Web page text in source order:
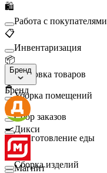
🛍️
Работа с покупателями
📋
Инвентаризация
📦
Упаковка товаров
🧹
Уборка помещений
🛒
Сбор заказов
🍳
Приготовление еды
🛠️
Сборка изделий
Бренд
Бренд
Дикси
Магнит